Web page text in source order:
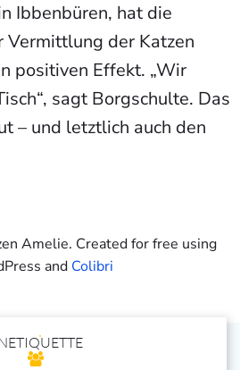
Ibbenbüren, hat die
Vermittlung der Katzen
positiven Effekt. „Wir
sagt Borgschulte. Das
– und letztlich auch den
Amelie. Created for free using
and Colibri